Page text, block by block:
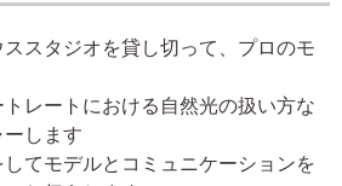
ススタジオを貸し切って、プロのモ
トレートにおける自然光の扱い方な
します
してモデルとコミュニケーションを